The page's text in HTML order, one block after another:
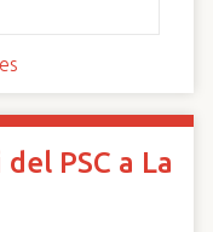
PSC a La